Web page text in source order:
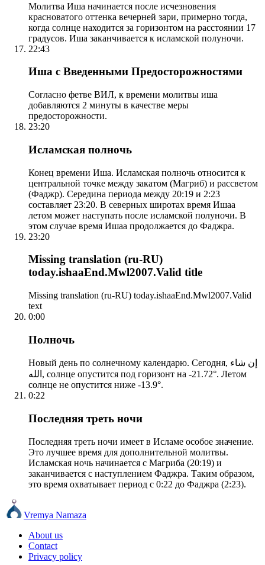
Молитва Иша начинается после исчезновения
красноватого оттенка вечерней зари, примерно тогда,
когда солнце находится за горизонтом на расстоянии 17
градусов. Иша заканчивается к исламской полуночи.
22:43
Иша с Введенными Предосторожностями
Согласно фетве ВИЛ, к времени молитвы иша
добавляются 2 минуты в качестве меры
предосторожности.
23:20
Исламская полночь
Конец времени Иша. Исламская полночь относится к
центральной точке между закатом (Магриб) и рассветом
(Фаджр). Середина периода между 20:19 и 2:23
составляет 23:20. В северных широтах время Ишаа
летом может наступать после исламской полуночи. В
этом случае время Ишаа продолжается до Фаджра.
23:20
Missing translation (ru-RU)
today.ishaaEnd.Mwl2007.Valid title
Missing translation (ru-RU) today.ishaaEnd.Mwl2007.Valid
text
0:00
Полночь
Новый день по солнечному календарю. Сегодня, إن شاء
الله, солнце опустится под горизонт на -21.72°. Летом
солнце не опустится ниже -13.9°.
0:22
Последняя треть ночи
Последняя треть ночи имеет в Исламе особое значение.
Это лучшее время для дополнительной молитвы.
Исламская ночь начинается с Магриба (20:19) и
заканчивается с наступлением Фаджра. Таким образом,
это время охватывает период с 0:22 до Фаджра (2:23).
Vremya Namaza
About us
Contact
Privacy policy